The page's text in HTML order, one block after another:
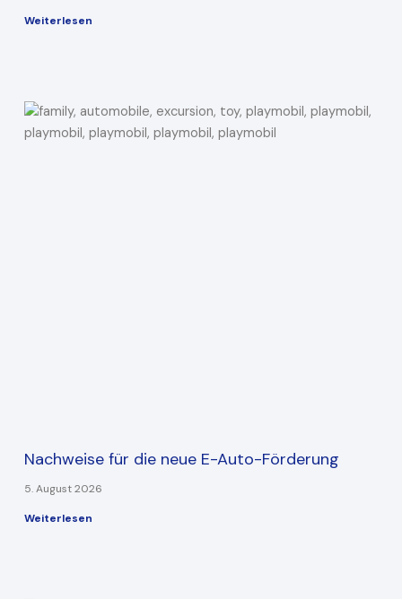
Weiterlesen
Nachweise für die neue E-Auto-Förderung
5. August 2026
Weiterlesen